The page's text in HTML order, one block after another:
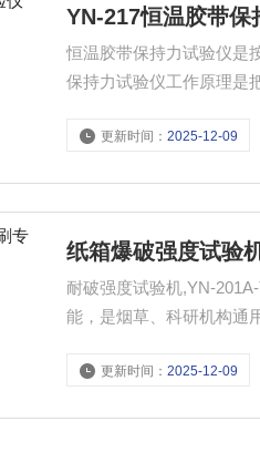
YN-217恒温胶带保
恒温胶带保持力试验仪是
保持力试验仪工作原理是
验时间。
更新时间：2025-12-09
纸箱爆破强度试验
耐破强度试验机,YN-
能，是烟草、科研机构通
更新时间：2025-12-09